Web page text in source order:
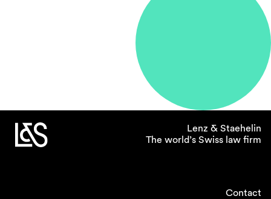
Lenz & Staehelin
The world’s Swiss law firm
Contact